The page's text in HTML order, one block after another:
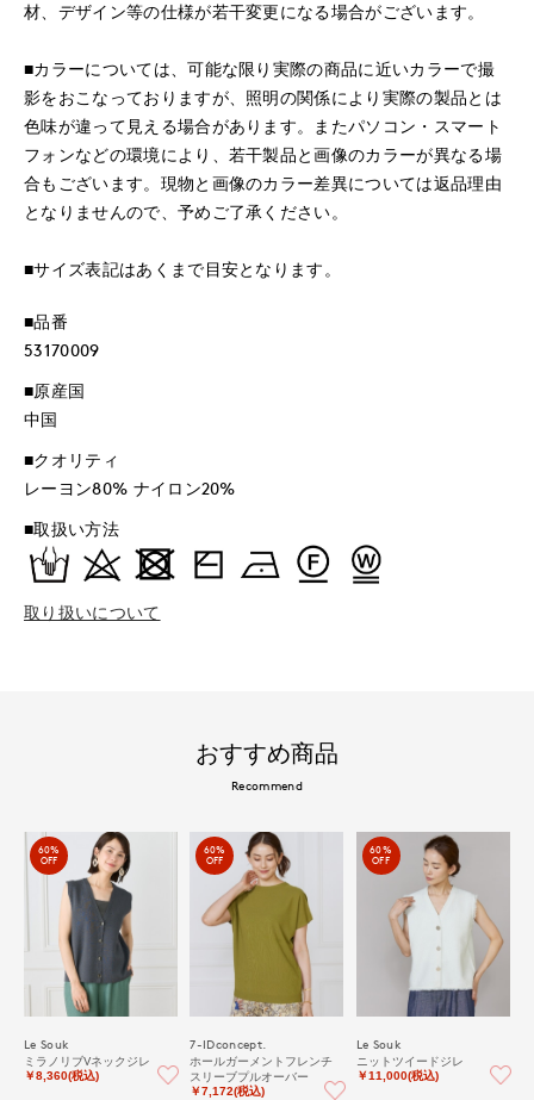
材、デザイン等の仕様が若干変更になる場合がございます。
■カラーについては、可能な限り実際の商品に近いカラーで撮
影をおこなっておりますが、照明の関係により実際の製品とは
色味が違って見える場合があります。またパソコン・スマート
フォンなどの環境により、若干製品と画像のカラーが異なる場
合もございます。現物と画像のカラー差異については返品理由
となりませんので、予めご了承ください。
■サイズ表記はあくまで目安となります。
■品番
53170009
■原産国
中国
■クオリティ
レーヨン80% ナイロン20%
■取扱い方法
取り扱いについて
おすすめ商品
Recommend
60%
OFF
Le Souk
ミラノリブVネックジレ
￥8,360(税込)
60%
OFF
7-IDconcept.
ホールガーメントフレンチ
スリーブプルオーバー
￥7,172(税込)
60%
OFF
Le Souk
ニットツイードジレ
￥11,000(税込)